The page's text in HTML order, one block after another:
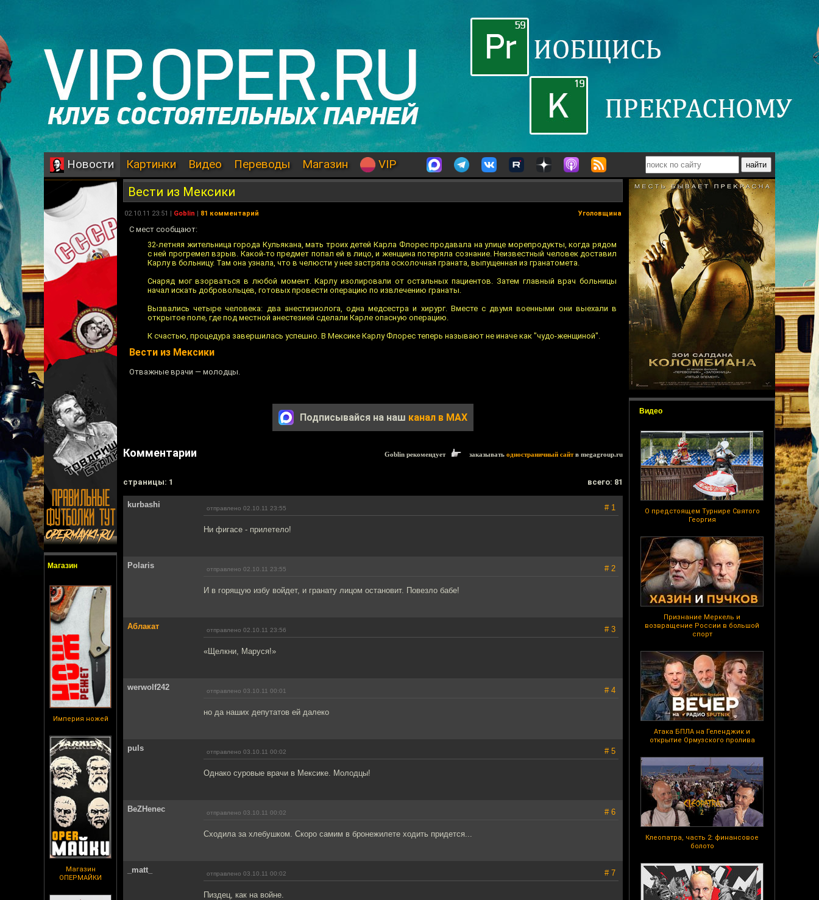
Новости Картинки Видео Переводы Магазин VIP
Магазин
Империя ножей
Магазин
ОПЕРМАЙКИ
Видео
О предстоящем Турнире Святого
Георгия
Признание Меркель и
возвращение России в большой
спорт
Атака БПЛА на Геленджик и
открытие Ормузского пролива
Клеопатра, часть 2: финансовое
болото
Вести из Мексики
02.10.11 23:51 | Goblin | 81 комментарий Уголовщина
С мест сообщают:
32-летняя жительница города Кульякана, мать троих детей Карла Флорес продавала на улице морепродукты, когда рядом
с ней прогремел взрыв. Какой-то предмет попал ей в лицо, и женщина потеряла сознание. Неизвестный человек доставил
Карлу в больницу. Там она узнала, что в челюсти у нее застряла осколочная граната, выпущенная из гранатомета.
Снаряд мог взорваться в любой момент. Карлу изолировали от остальных пациентов. Затем главный врач больницы
начал искать добровольцев, готовых провести операцию по извлечению гранаты.
Вызвались четыре человека: два анестизиолога, одна медсестра и хирург. Вместе с двумя военными они выехали в
открытое поле, где под местной анестезией сделали Карле опасную операцию.
К счастью, процедура завершилась успешно. В Мексике Карлу Флорес теперь называют не иначе как "чудо-женщиной".
Вести из Мексики
Отважные врачи — молодцы.
Подписывайся на наш канал в MAX
Комментарии Goblin рекомендует заказывать одностраничный сайтв megagroup.ru
cтраницы: 1 всего: 81
kurbashi отправлено 02.10.11 23:55 # 1
Ни фигасе - прилетело!
Polaris отправлено 02.10.11 23:55 # 2
И в горящую избу войдет, и гранату лицом остановит. Повезло бабе!
Аблакат отправлено 02.10.11 23:56 # 3
«Щелкни, Маруся!»
werwolf242 отправлено 03.10.11 00:01 # 4
но да наших депутатов ей далеко
puls отправлено 03.10.11 00:02 # 5
Однако суровые врачи в Мексике. Молодцы!
BeZHenec отправлено 03.10.11 00:02 # 6
Сходила за хлебушком. Скоро самим в бронежилете ходить придется...
_matt_ отправлено 03.10.11 00:02 # 7
Пиздец, как на войне.